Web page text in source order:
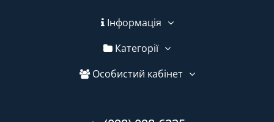
Інформація
Категорії
Особистий кабінет